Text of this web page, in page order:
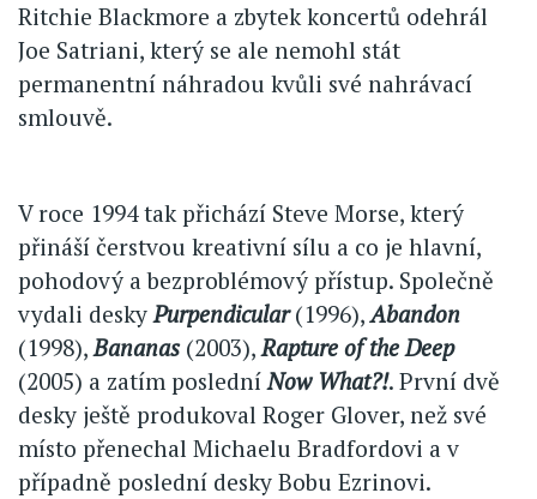
Ritchie Blackmore a zbytek koncertů odehrál
Joe Satriani, který se ale nemohl stát
permanentní náhradou kvůli své nahrávací
smlouvě.
V roce 1994 tak přichází Steve Morse, který
přináší čerstvou kreativní sílu a co je hlavní,
pohodový a bezproblémový přístup. Společně
vydali deskyPurpendicular(1996),Abandon
(1998),Bananas(2003),Rapture of the Deep
(2005) a zatím posledníNow What?!. První dvě
desky ještě produkoval Roger Glover, než své
místo přenechal Michaelu Bradfordovi a v
případně poslední desky Bobu Ezrinovi.